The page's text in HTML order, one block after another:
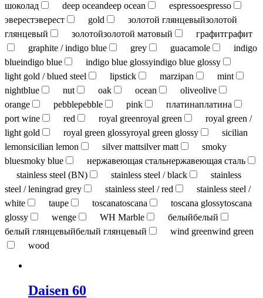
шоколад
deep oceandeep ocean espressoespresso
эверестэверест gold золотой глянцевыйзолотой
глянцевый
золотойзолотой матовый графитграфит
graphite / indigo blue
grey guacamole
indigo
blueindigo blue indigo blue glossyindigo blue glossy
light gold / blued steel
lipstick marzipan
mint
nightblue
nut oak ocean oliveolive
orange
pebblepebble pink платинаплатина
port wine
red royal greenroyal green
royal green /
light gold
royal green glossyroyal green glossy
sicilian
lemonsicilian lemon silver mattsilver matt
smoky
bluesmoky blue нержавеющая стальнержавеющая сталь
stainless steel (BN)
stainless steel / black
stainless
steel / leningrad grey
stainless steel / red
stainless steel /
white
taupe toscanatoscana toscana glossytoscana
glossy
wenge WH Marble белыйбелый
белый глянцевыйбелый глянцевый wind greenwind green
wood
Daisen 60